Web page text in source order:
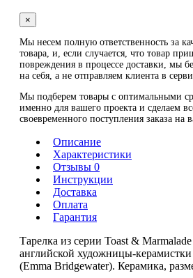
×
Мы несем полную ответственность за
товара, и, если случается, что товар
повреждения в процессе доставки, мы
на себя, а не отправляем клиента в
Мы подберем товары с оптимальными
именно для вашего проекта и сделаем
своевременного поступления заказа на
Описание
Характеристики
Отзывы 0
Инструкции
Доставка
Оплата
Гарантия
Тарелка из серии Toast &
английской художницы-
(Emma Bridgewater). Керамика,